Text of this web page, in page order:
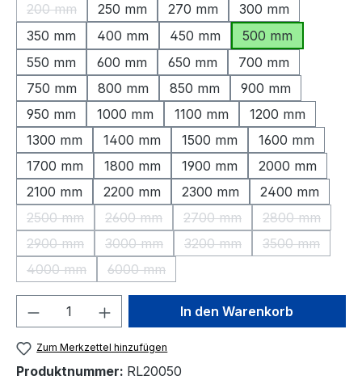
200 mm
(Diese Option ist zurzeit nicht verfügbar.)
250 mm 270 mm
300 mm
350 mm
400 mm 450 mm
500 mm
550 mm
600 mm 650 mm
700 mm
750 mm
800 mm 850 mm
900 mm
950 mm
1000 mm 1100 mm
1200 mm
1300 mm
1400 mm 1500 mm
1600 mm
1700 mm
1800 mm 1900 mm
2000 mm
2100 mm
2200 mm 2300 mm
2400 mm
2500 mm
(Diese Option ist zurzeit nicht verfügbar.)
2600 mm
(Diese Option ist zurzeit nicht verfügbar.)
2700 mm
(Diese Option ist zurzeit
2800 mm
(Diese
2900 mm
(Diese Option ist zurzeit nicht verfügbar.)
3000 mm
(Diese Option ist zurzeit nicht verfügbar.)
3200 mm
(Diese Option ist zurzeit
3500 mm
(Diese
4000 mm
(Diese Option ist zurzeit nicht verfügbar.)
6000 mm
(Diese Option ist zurzeit nicht verfügbar.)
Produkt Anzahl: Gib denIn den Warenkorb
Zum Merkzettel hinzufügen
Produktnummer: RL20050